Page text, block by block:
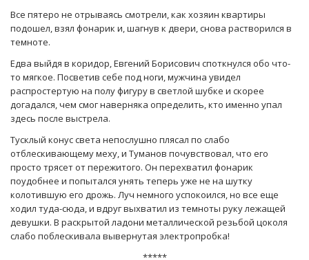
Все пятеро не отрываясь смотрели, как хозяин квартиры
подошел, взял фонарик и, шагнув к двери, снова растворился в
темноте.
Едва выйдя в коридор, Евгений Борисович споткнулся обо что-
то мягкое. Посветив себе под ноги, мужчина увидел
распростертую на полу фигуру в светлой шубке и скорее
догадался, чем смог наверняка определить, кто именно упал
здесь после выстрела.
Тусклый конус света непослушно плясал по слабо
отблескивающему меху, и Туманов почувствовал, что его
просто трясет от пережитого. Он перехватил фонарик
поудобнее и попытался унять теперь уже не на шутку
колотившую его дрожь. Луч немного успокоился, но все еще
ходил туда-сюда, и вдруг выхватил из темноты руку лежащей
девушки. В раскрытой ладони металлической резьбой цоколя
слабо поблескивала вывернутая электропробка!
*****